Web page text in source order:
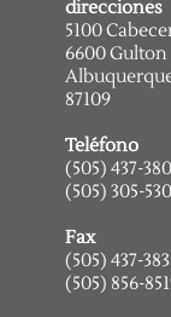
direcciones
5100
6600 Gulton
87109
Teléfono
(505) 437-
(505) 305-
Fax
(505) 437-
(505) 856-